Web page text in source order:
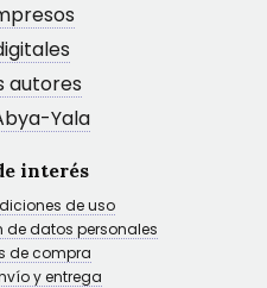
autores
Yala
interés
de uso
de datos personales
de compra
y entrega